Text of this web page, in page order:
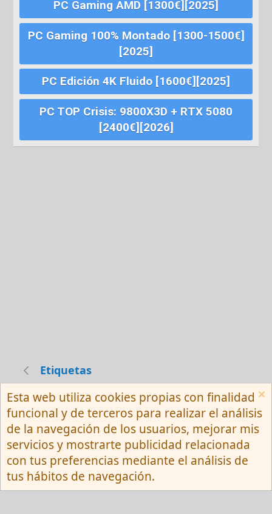
PC Gaming AMD [1300€][2025]
PC Gaming 100% Montado [1300-1500€]
[2025]
PC Edición 4K Fluido [1600€][2025]
PC TOP Crisis: 9800X3D + RTX 5080
[2400€][2026]
Etiquetas
Español (Neutro) Tu
Contactarnos
Términos y reglas
Privacy policy
Ayuda
R
S
S
Community platform by XenForo ® © 2010-
2026 XenForo Ltd.
Esta web utiliza cookies propias con finalidad
funcional y de terceros para realizar el análisis
de la navegación de los usuarios, mejorar mis
servicios y mostrarte publicidad relacionada
con tus preferencias mediante el análisis de
tus hábitos de navegación.